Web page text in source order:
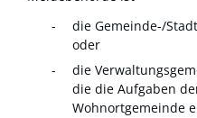
die Gemeinde-/
oder
die
die die Aufgaben
Wohnortgemeinde